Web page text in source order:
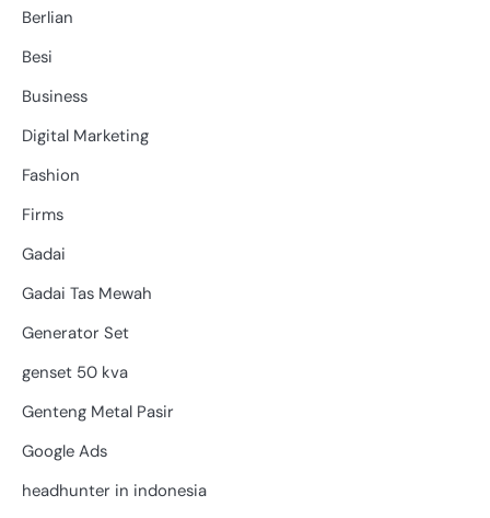
Berlian
Besi
Business
Digital Marketing
Fashion
Firms
Gadai
Gadai Tas Mewah
Generator Set
genset 50 kva
Genteng Metal Pasir
Google Ads
headhunter in indonesia